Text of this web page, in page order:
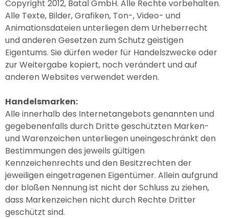
Copyright 2012, Batal GmbH. Alle Rechte vorbehalten.
Alle Texte, Bilder, Grafiken, Ton-, Video- und
Animationsdateien unterliegen dem Urheberrecht
und anderen Gesetzen zum Schutz geistigen
Eigentums. Sie dürfen weder für Handelszwecke oder
zur Weitergabe kopiert, noch verändert und auf
anderen Websites verwendet werden.
Handelsmarken:
Alle innerhalb des Internetangebots genannten und
gegebenenfalls durch Dritte geschützten Marken-
und Warenzeichen unterliegen uneingeschränkt den
Bestimmungen des jeweils gültigen
Kennzeichenrechts und den Besitzrechten der
jeweiligen eingetragenen Eigentümer. Allein aufgrund
der bloßen Nennung ist nicht der Schluss zu ziehen,
dass Markenzeichen nicht durch Rechte Dritter
geschützt sind.